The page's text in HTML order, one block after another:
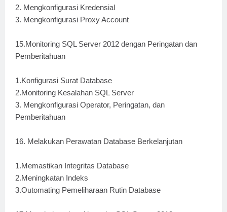
2. Mengkonfigurasi Kredensial
3. Mengkonfigurasi Proxy Account
15.Monitoring SQL Server 2012 dengan Peringatan dan
Pemberitahuan
1.Konfigurasi Surat Database
2.Monitoring Kesalahan SQL Server
3. Mengkonfigurasi Operator, Peringatan, dan
Pemberitahuan
16. Melakukan Perawatan Database Berkelanjutan
1.Memastikan Integritas Database
2.Meningkatan Indeks
3.Outomating Pemeliharaan Rutin Database